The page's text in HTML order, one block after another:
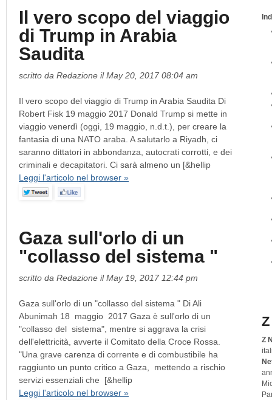
Il vero scopo del viaggio
di Trump in Arabia
Saudita
scritto da Redazione il May 20, 2017 08:04 am
Il vero scopo del viaggio di Trump in Arabia Saudita Di
Robert Fisk 19 maggio 2017 Donald Trump si mette in
viaggio venerdì (oggi, 19 maggio, n.d.t.), per creare la
fantasia di una NATO araba. A salutarlo a Riyadh, ci
saranno dittatori in abbondanza, autocrati corrotti, e dei
criminali e decapitatori. Ci sarà almeno un [&hellip
Leggi l'articolo nel browser »
Gaza sull'orlo di un
"collasso del sistema "
scritto da Redazione il May 19, 2017 12:44 pm
Gaza sull'orlo di un "collasso del sistema " Di Ali
Abunimah 18 maggio 2017 Gaza è sull'orlo di un
"collasso del sistema", mentre si aggrava la crisi
dell'elettricità, avverte il Comitato della Croce Rossa.
"Una grave carenza di corrente e di combustibile ha
raggiunto un punto critico a Gaza, mettendo a rischio
servizi essenziali che [&hellip
Leggi l'articolo nel browser »
Z